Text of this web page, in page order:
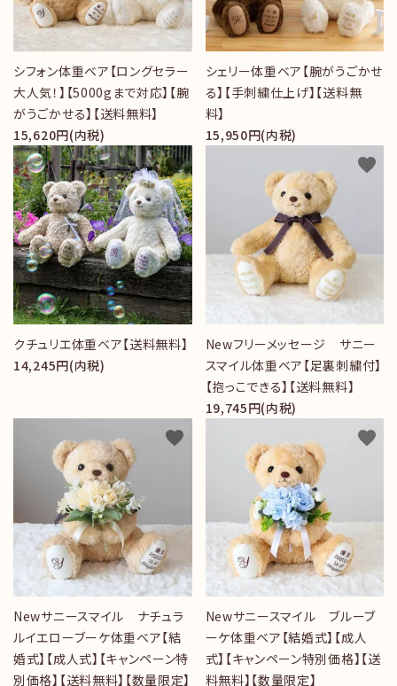
シフォン体重ベア【ロングセラー
大人気！】【5000gまで対応】【腕
がうごかせる】【送料無料】
15,620円(内税)
シェリー体重ベア【腕がうごかせ
る】【手刺繍仕上げ】【送料無
料】
15,950円(内税)
クチュリエ体重ベア【送料無料】
14,245円(内税)
favorite
Newフリーメッセージ サニー
スマイル体重ベア【足裏刺繍付】
【抱っこできる】【送料無料】
19,745円(内税)
favorite
Newサニースマイル ナチュラ
ルイエローブーケ体重ベア【結
婚式】【成人式】【キャンペーン特
別価格】【送料無料】【数量限定】
favorite
Newサニースマイル ブルーブ
ーケ体重ベア【結婚式】【成人
式】【キャンペーン特別価格】【送
料無料】【数量限定】
favorite